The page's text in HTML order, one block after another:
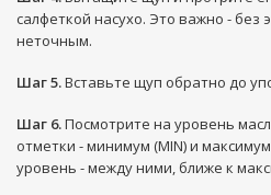
салфеткой насухо. Это важно - без
неточным.
Шаг 5.Вставьте щуп обратно до
Шаг 6.Посмотрите на уровень
отметки - минимум (MIN) и
уровень - между ними, ближе к